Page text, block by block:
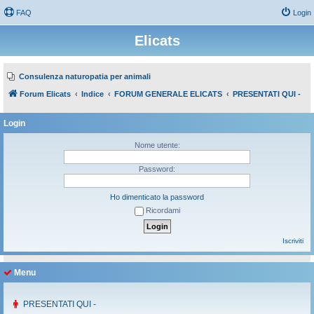
FAQ Login
Elicats
Consulenza naturopatia per animali
Forum Elicats Indice FORUM GENERALE ELICATS PRESENTATI QUI -
Login
Nome utente:
Password:
Ho dimenticato la password
Ricordami
Iscriviti
Menu
PRESENTATI QUI -